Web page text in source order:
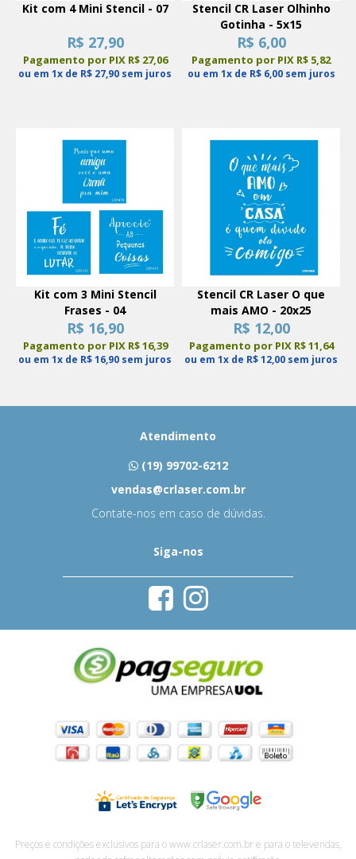
Kit com 4 Mini Stencil - 07
R$ 27,90
Pagamento por PIX R$ 27,06
ou em 1x de R$ 27,90 sem juros
Stencil CR Laser Olhinho
Gotinha - 5x15
R$ 6,00
Pagamento por PIX R$ 5,82
ou em 1x de R$ 6,00 sem juros
Kit com 3 Mini Stencil
Frases - 04
R$ 16,90
Pagamento por PIX R$ 16,39
ou em 1x de R$ 16,90 sem juros
Stencil CR Laser O que
mais AMO - 20x25
R$ 12,00
Pagamento por PIX R$ 11,64
ou em 1x de R$ 12,00 sem juros
Atendimento
(19) 99702-6212
vendas@crlaser.com.br
Contate-nos em caso de dúvidas.
Siga-nos
Preços e condições exclusivos para o www.crlaser.com.br e para o televendas,